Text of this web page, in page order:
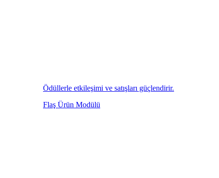
Ödüllerle etkileşimi ve satışları güçlendirir.
Flaş Ürün Modülü